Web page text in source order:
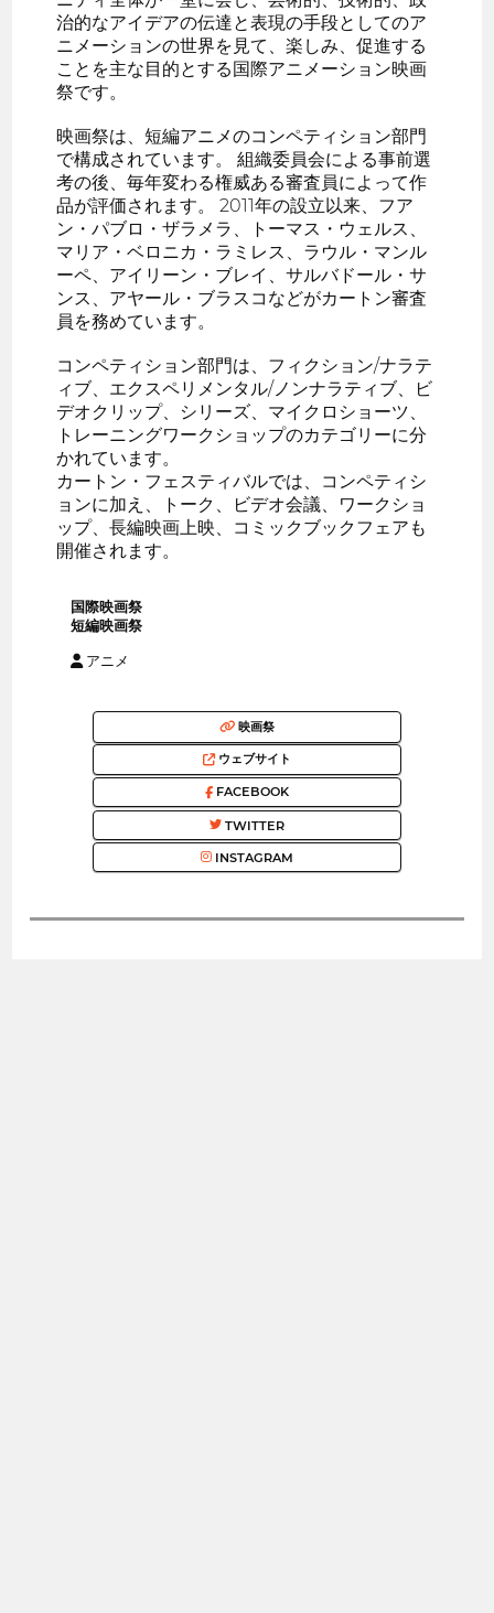
治的なアイデアの伝達と表現の手段としてのア
ニメーションの世界を見て、楽しみ、促進する
ことを主な目的とする国際アニメーション映画
祭です。
映画祭は、短編アニメのコンペティション部門
で構成されています。 組織委員会による事前選
考の後、毎年変わる権威ある審査員によって作
品が評価されます。 2011年の設立以来、フア
ン・パブロ・ザラメラ、トーマス・ウェルス、
マリア・ベロニカ・ラミレス、ラウル・マンル
ーペ、アイリーン・ブレイ、サルバドール・サ
ンス、アヤール・ブラスコなどがカートン審査
員を務めています。
コンペティション部門は、フィクション/ナラテ
ィブ、エクスペリメンタル/ノンナラティブ、ビ
デオクリップ、シリーズ、マイクロショーツ、
トレーニングワークショップのカテゴリーに分
かれています。
カートン・フェスティバルでは、コンペティシ
ョンに加え、トーク、ビデオ会議、ワークショ
ップ、長編映画上映、コミックブックフェアも
開催されます。
国際映画祭
短編映画祭
アニメ
映画祭
ウェブサイト
FACEBOOK
TWITTER
INSTAGRAM